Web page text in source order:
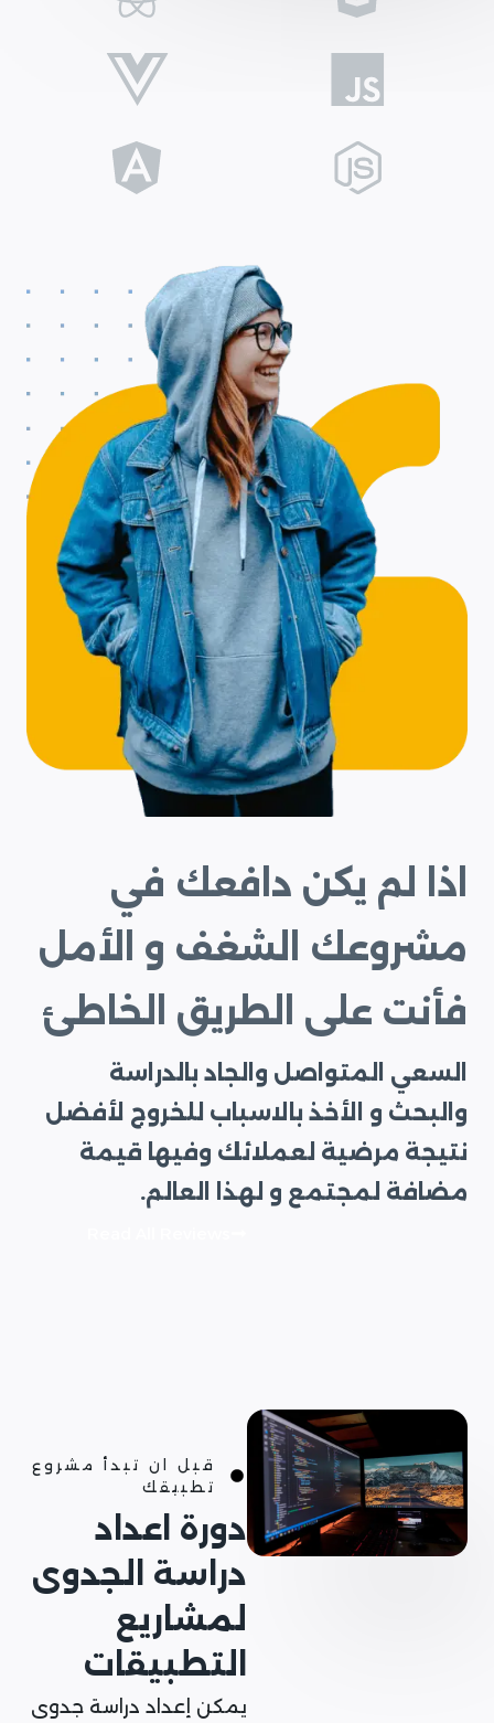
اذا لم يكن دافعك في
مشروعك الشغف و الأمل
فأنت على الطريق الخاطئ
السعي المتواصل والجاد بالدراسة
والبحث و الأخذ بالاسباب للخروج لأفضل
نتيجة مرضية لعملائك وفيها قيمة
مضافة لمجتمع و لهذا العالم.
قبل ان تبدأ مشروع
تطبيقك
دورة اعداد
دراسة الجدوى
لمشاريع
التطبيقات
يمكن إعداد دراسة جدوى